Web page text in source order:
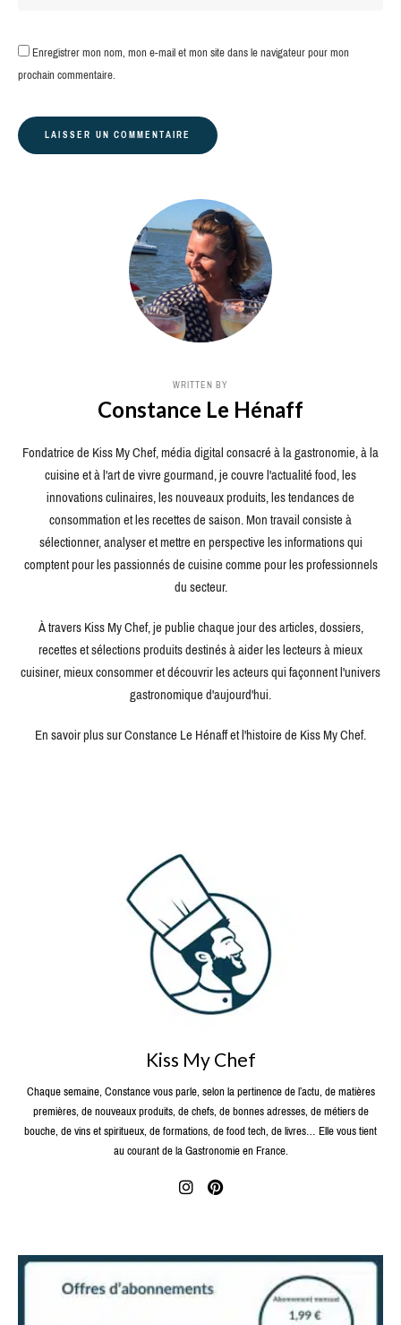
Enregistrer mon nom, mon e-mail et mon site dans le navigateur pour mon
prochain commentaire.
WRITTEN BY
Constance Le Hénaff
Fondatrice de Kiss My Chef, média digital consacré à la gastronomie, à la
cuisine et à l'art de vivre gourmand, je couvre l'actualité food, les
innovations culinaires, les nouveaux produits, les tendances de
consommation et les recettes de saison. Mon travail consiste à
sélectionner, analyser et mettre en perspective les informations qui
comptent pour les passionnés de cuisine comme pour les professionnels
du secteur.
À travers Kiss My Chef, je publie chaque jour des articles, dossiers,
recettes et sélections produits destinés à aider les lecteurs à mieux
cuisiner, mieux consommer et découvrir les acteurs qui façonnent l'univers
gastronomique d'aujourd'hui.
En savoir plus sur Constance Le Hénaff et l'histoire de Kiss My Chef.
Kiss My Chef
Chaque semaine, Constance vous parle, selon la pertinence de l’actu, de matières
premières, de nouveaux produits, de chefs, de bonnes adresses, de métiers de
bouche, de vins et spiritueux, de formations, de food tech, de livres… Elle vous tient
au courant de la Gastronomie en France.